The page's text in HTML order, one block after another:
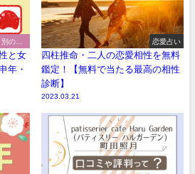
の性
と女
年・
恋愛占い
四柱推命・二人の恋愛相性を無料
鑑定！【無料で当たる最高の相性
診断】
2023.03.21